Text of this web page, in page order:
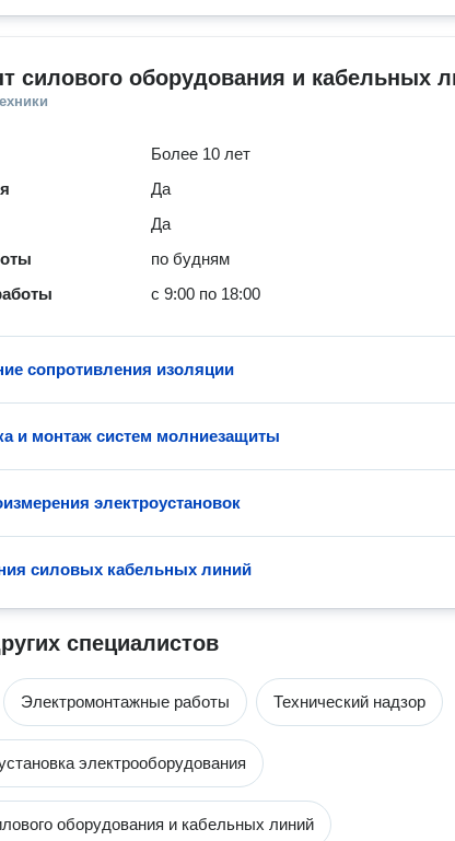
силового оборудования и кабельных
Более 10 лет
Да
Да
по будням
с 9:00 по 18:00
сопротивления изоляции
и монтаж систем молниезащиты
электроустановок
силовых кабельных линий
специалистов
Электромонтажные работы Технический надзор
электрооборудования
оборудования и кабельных линий